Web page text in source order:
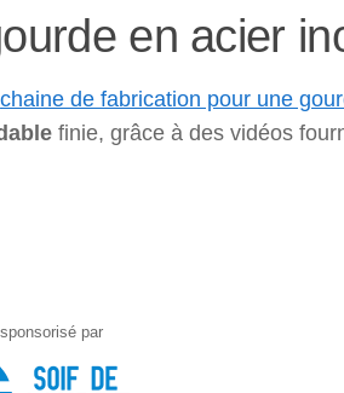
en acier
chaine de fabrication pour une
finie, grâce à des vidéos
par